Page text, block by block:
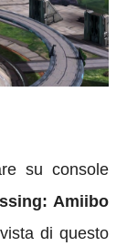
su console
Amiibo
di questo